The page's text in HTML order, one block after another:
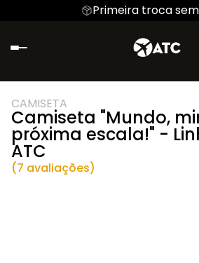
Primeira troca
CAMISETA
Camiseta "Mundo,
próxima escala!" -
ATC
(7 avaliações)